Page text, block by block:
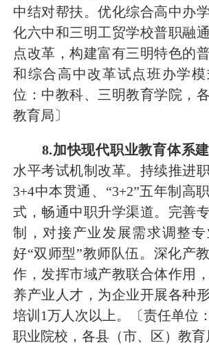
中结对帮扶。优化综合高中办
化六中和三明工贸学校普职融
点改革，构建富有三明特色的
和综合高中改革试点班办学模
位：中教科、 三明教育学院，
教育局〕
8.加快现代职业教育体系建
水平考试机制改革。 持续推进
3+4中本贯通、 “3+2”五年制高
式 ， 畅通中职升学渠道。完善
制
， 对接产业发展需求调整
好“双师型”教师队伍 。 深化产
作，发挥市域产教联合体作用
养产业人才 ，为企业开展各种
培训 1万人次以上。
〔责任单位
职业院校，各县（市、区）教育